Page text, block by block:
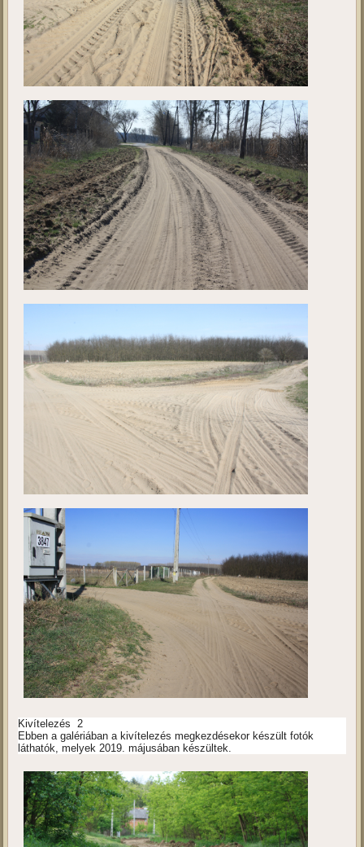
Kivítelezés 2
Ebben a galériában a kivítelezés megkezdésekor készült fotók
láthatók, melyek 2019. májusában készültek.